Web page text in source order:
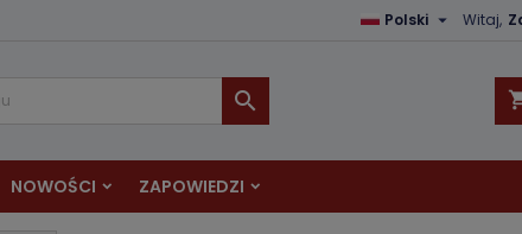
Witaj,
Polski 

NOWOŚCI ZAPOWIEDZI
produkty na swojej liście życzeń.